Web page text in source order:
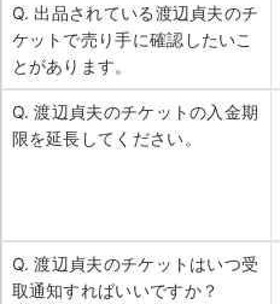
Q. 出品されている渡辺貞夫のチ
ケットで売り手に確認したいこ
とがあります。
Q. 渡辺貞夫のチケットの入金期
限を延長してください。
Q. 渡辺貞夫のチケットはいつ受
取通知すればいいですか？